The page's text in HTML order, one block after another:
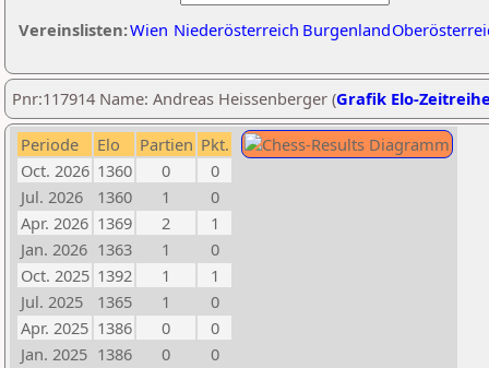
Vereinslisten:Wien Niederösterreich Burgenland
Pnr:117914 Name: Andreas Heissenberger (Grafik Elo-
Periode Elo Partien Pkt.
Oct. 2026 1360 0
0
Jul. 2026
1360 1
0
Apr. 2026 1369 2
1
Jan. 2026 1363 1
0
Oct. 2025 1392 1
1
Jul. 2025
1365 1
0
Apr. 2025 1386 0
0
Jan. 2025 1386 0
0